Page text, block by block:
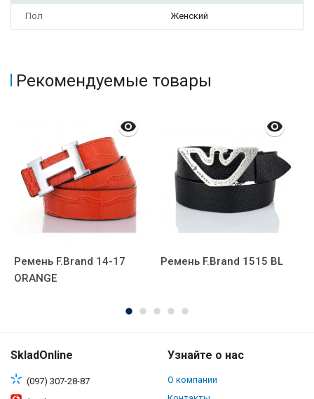
Пол Женский
Рекомендуемые товары
Ремень F.Brand 14-17
ORANGE
Ремень F.Brand 1515 BL
SkladOnline
(097) 307-28-87
Узнайте о нас
О компании